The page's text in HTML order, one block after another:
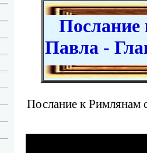
Послание
Павла -
Послание к Римлянам